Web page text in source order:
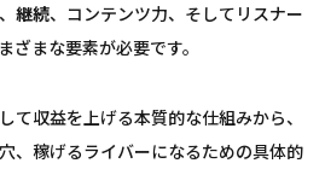
、 継続、コンテンツ力、そしてリスナー
ざまな要素が必要です。
て収益を上げる本質的な仕組みから、
、稼げるライバーになるための具体的